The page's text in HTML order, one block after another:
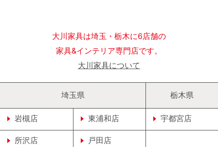
大川家具は埼玉・栃木に6店舗の
家具&インテリア専門店です。
大川家具について
埼玉県
岩槻店 東浦和店
所沢店 戸田店
栃木県
宇都宮店